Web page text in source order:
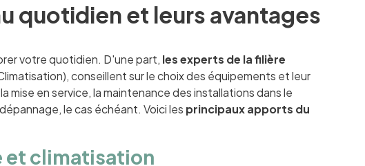
quotidien et leurs avantages
votre quotidien. D'une part, les experts de la filière
conseillent sur le choix des équipements et leur
en service, la maintenance des installations dans le
le cas échéant. Voici les principaux apports du
et climatisation